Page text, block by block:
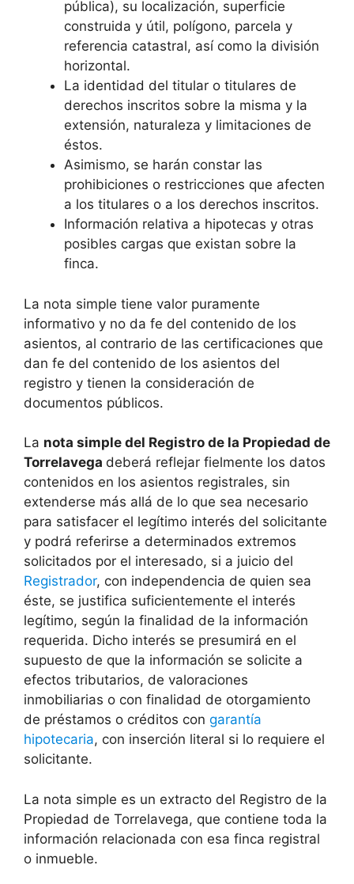
pública), su localización, superficie
construida y útil, polígono, parcela y
referencia catastral, así como la división
horizontal.
La identidad del titular o titulares de
derechos inscritos sobre la misma y la
extensión, naturaleza y limitaciones de
éstos.
Asimismo, se harán constar las
prohibiciones o restricciones que afecten
a los titulares o a los derechos inscritos.
Información relativa a hipotecas y otras
posibles cargas que existan sobre la
finca.
La nota simple tiene valor puramente
informativo y no da fe del contenido de los
asientos, al contrario de las certificaciones que
dan fe del contenido de los asientos del
registro y tienen la consideración de
documentos públicos.
La nota simple del Registro de la Propiedad de
Torrelavega deberá reflejar fielmente los datos
contenidos en los asientos registrales, sin
extenderse más allá de lo que sea necesario
para satisfacer el legítimo interés del solicitante
y podrá referirse a determinados extremos
solicitados por el interesado, si a juicio del
Registrador, con independencia de quien sea
éste, se justifica suficientemente el interés
legítimo, según la finalidad de la información
requerida. Dicho interés se presumirá en el
supuesto de que la información se solicite a
efectos tributarios, de valoraciones
inmobiliarias o con finalidad de otorgamiento
de préstamos o créditos con garantía
hipotecaria, con inserción literal si lo requiere el
solicitante.
La nota simple es un extracto del Registro de la
Propiedad de Torrelavega, que contiene toda la
información relacionada con esa finca registral
o inmueble.